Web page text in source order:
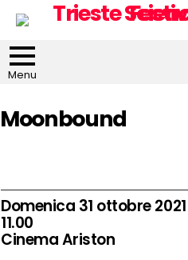
Menu
Moonbound
Domenica 31 ottobre 2021
11.00
Cinema Ariston